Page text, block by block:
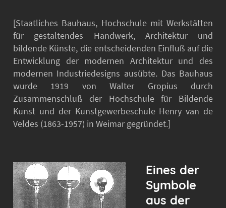
[Staatliches Bauhaus, Hochschule mit Werkstätten
für gestaltendes Handwerk, Architektur und
bildende Künste, die entscheidenden Einfluß auf die
Entwicklung der modernen Architektur und des
modernen Industriedesigns ausübte. Das Bauhaus
wurde 1919 von Walter Gropius durch
Zusammenschluß der Hochschule für Bildende
Kunst und der Kunstgewerbeschule Henry van de
Veldes (1863-1957) in Weimar gegründet.]
Eines der
Symbole
aus der